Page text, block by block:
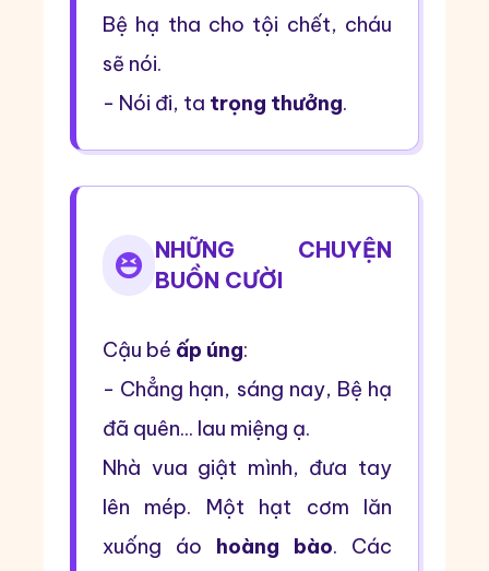
Bệ hạ tha cho tội chết, cháu
sẽ nói.
- Nói đi, ta trọng thưởng.
NHỮNG CHUYỆN
BUỒN CƯỜI
Cậu bé ấp úng:
- Chẳng hạn, sáng nay, Bệ hạ
đã quên... lau miệng ạ.
Nhà vua giật mình, đưa tay
lên mép. Một hạt cơm lăn
xuống áo hoàng bào. Các